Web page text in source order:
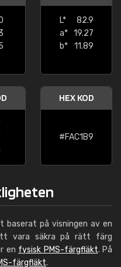
L*
82.9
a*
19.27
b*
11.89
HEX KOD
#FAC1B9
på visningen av en
vara säkra på rätt färg
en fysisk PMS-färgfläkt. På
färgfläkt.